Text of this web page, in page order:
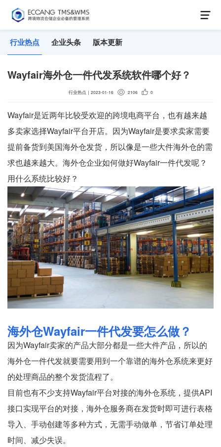
行业热点 企业头条 版本更新
Wayfair海外仓一件代发系统软件哪个好？
行业热点 ｜ 2023-01-16 2106 0
Wayfair是近两年比较受欢迎的跨境电商平台，也有越来越
多卖家选择Wayfair平台开店。因为Wayfair是要求卖家需要
提前备货到美国海外仓发货，所以像是一些大件海外仓的需
求也越来越大。海外仓企业如何做好Wayfair一件代发呢？
用什么系统比较好？
海外仓Wayfair一件代发要怎么做？
因为Wayfair卖家的产品大部分都是一些大件产品，所以的
海外仓一件代发就要需要用到一个靠谱的海外仓系统来更好
的处理商品的整个发货流程了。
目前也有不少支持Wayfair平台对接的海外仓系统，提供API
接口实现平台的对接，海外仓服务商在发货时即可进行表格
导入、手动创建等多种方式，无需手动做单，节省订单处理
时间、减少失误。